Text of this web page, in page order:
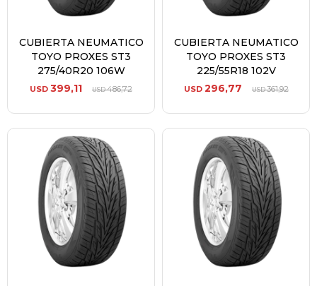
CUBIERTA NEUMATICO
TOYO PROXES ST3
275/40R20 106W
USD 399,11 USD486,72
CUBIERTA NEUMATICO
TOYO PROXES ST3
225/55R18 102V
USD 296,77 USD361,92